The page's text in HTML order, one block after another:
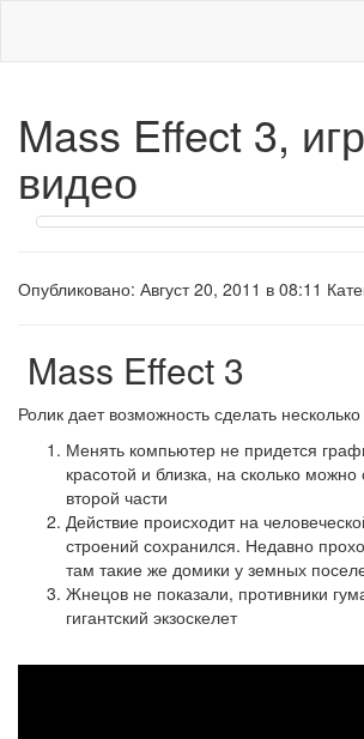
Mass Effect 3,
видео
Опубликовано: Август 20, 2011 в 08:11
Mass Effect 3
Ролик дает возможность сделать
Менять компьютер не придется
красотой и близка, на сколько можно
второй части
Действие происходит на
строений сохранился. Недавно
там такие же домики у земных
Жнецов не показали, противники
гигантский экзоскелет